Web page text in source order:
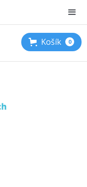
Košík 0